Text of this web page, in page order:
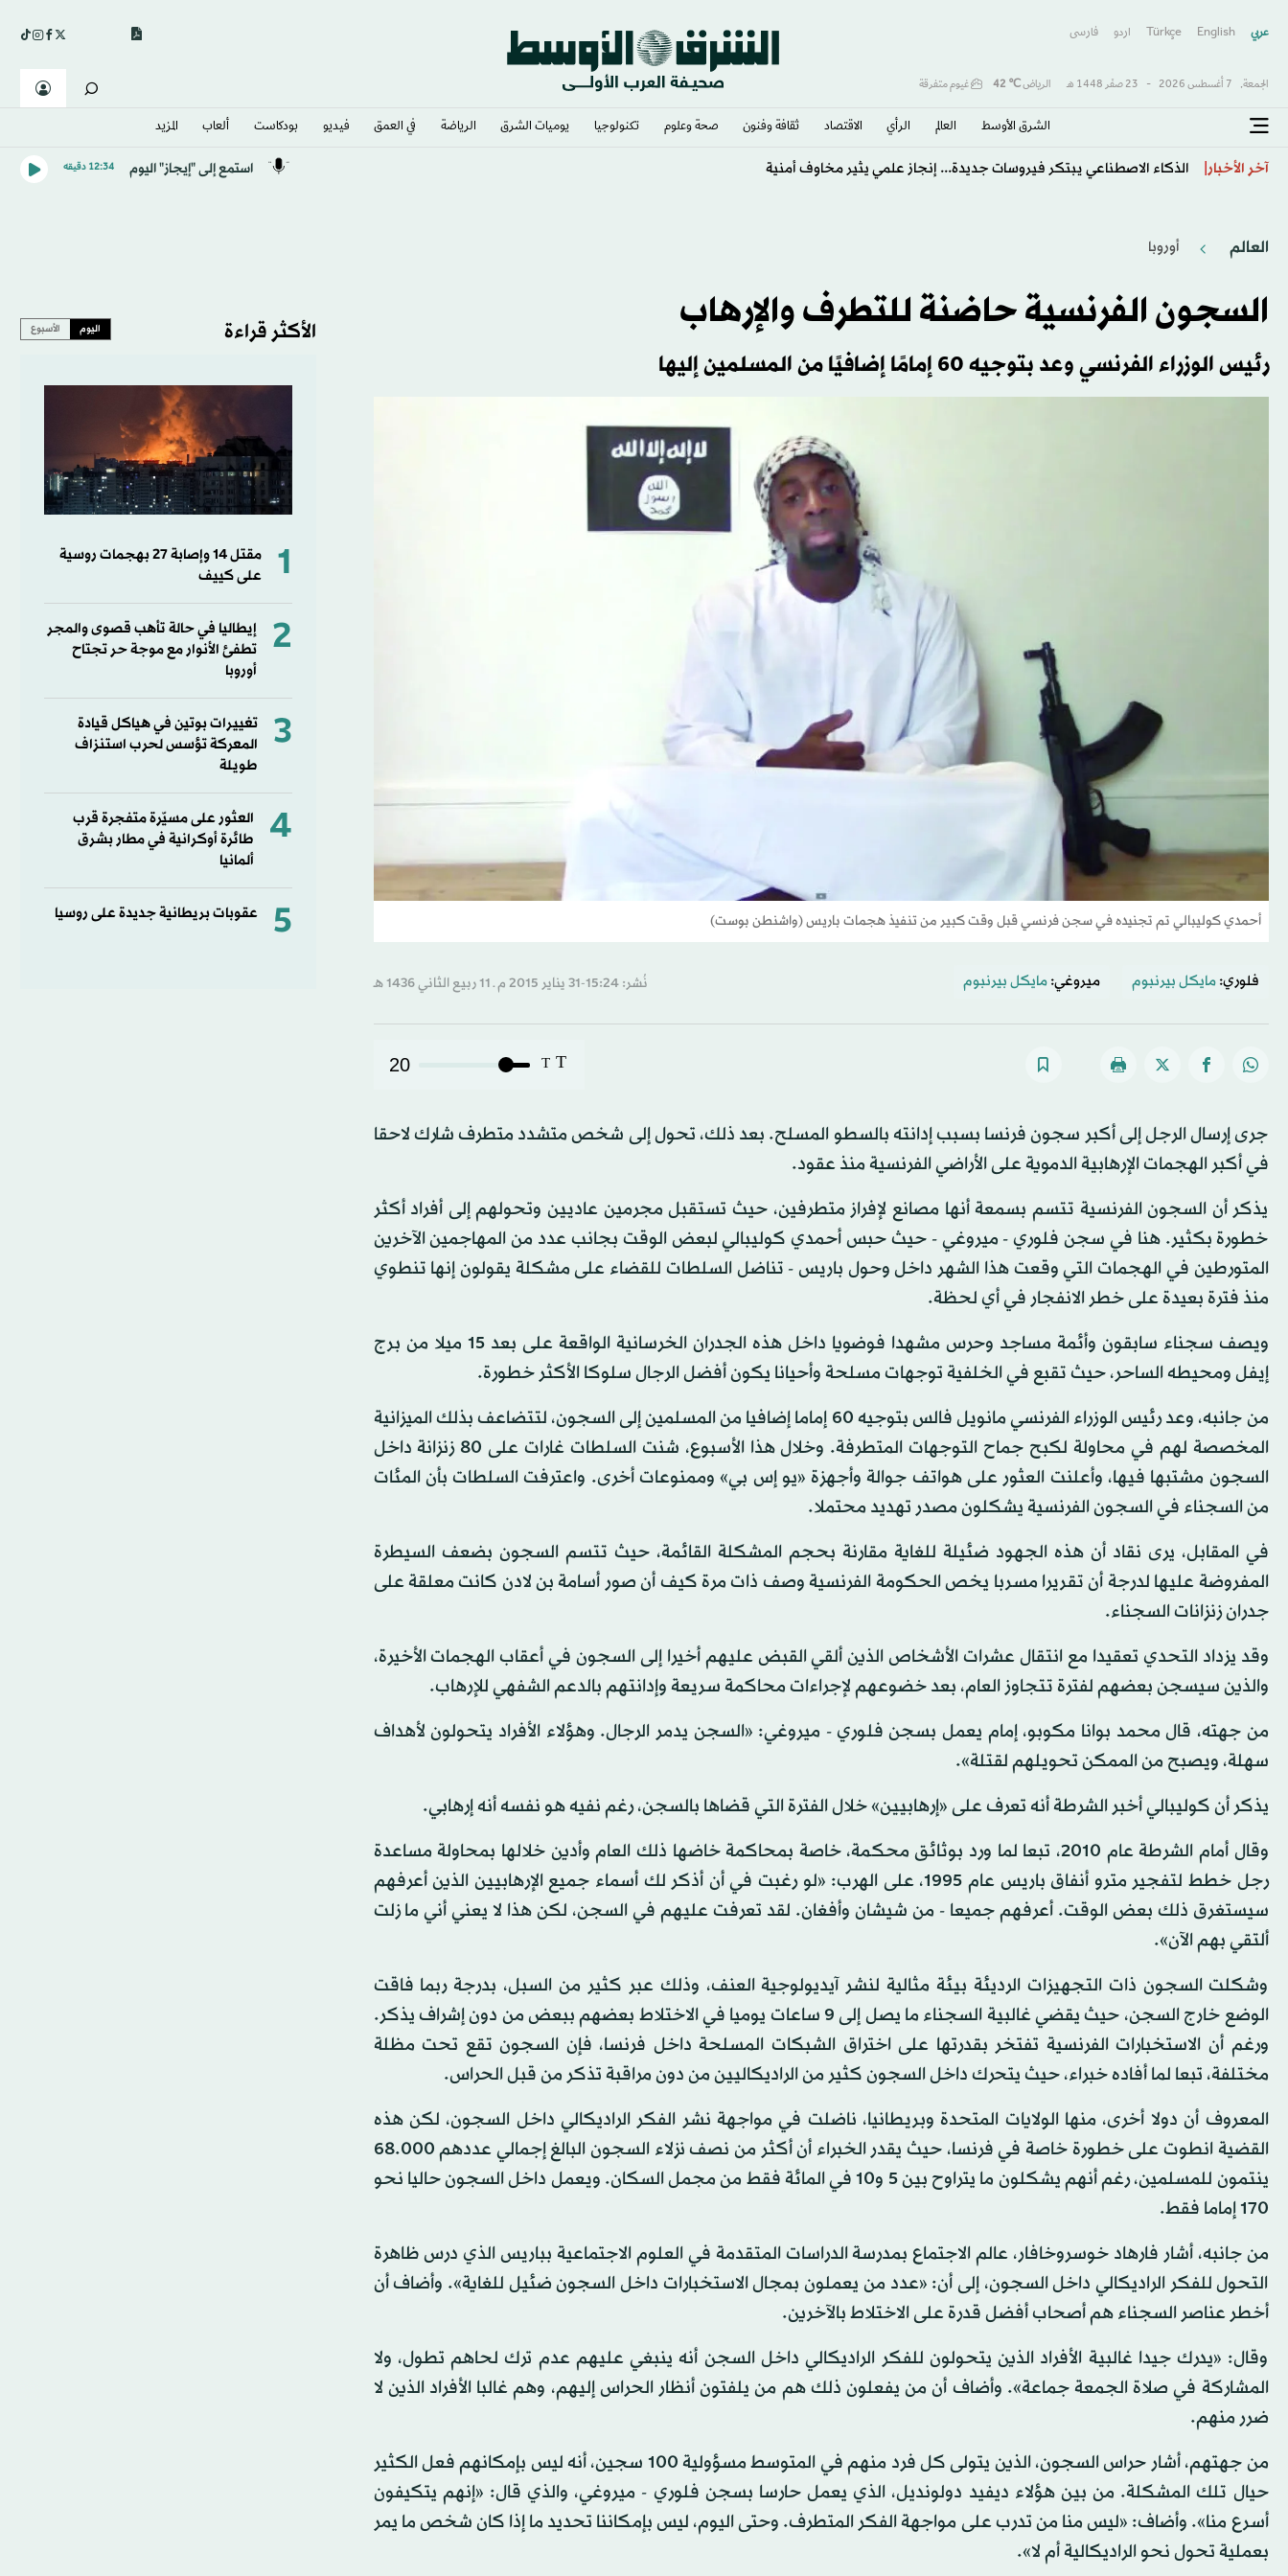
عربي English
Türkçe اردو فارسى
الجمعة, 7 أغسطس 2026 - 23 صفَر 1448 هـ الرياض℃
42 غيوم متفرقة
الشرق الأوسط​ العالم الرأي الاقتصاد ثقافة وفنون صحة وعلوم تكنولوجيا يوميات الشرق​ الرياضة في العمق فيديو بودكاست ألعاب المزيد
آخر الأخبار استمع إلى "إيجاز" اليوم 12:34 دقيقه
العالم أوروبا
السجون الفرنسية حاضنة للتطرف والإرهاب
رئيس الوزراء الفرنسي وعد بتوجيه 60 إمامًا إضافيًا من المسلمين إليها
أحمدي كوليبالي تم تجنيده في سجن فرنسي قبل وقت كبير من تنفيذ هجمات باريس (واشنطن بوست)
فلوري: مايكل بيرنبوم ميروغي: مايكل بيرنبوم نُشر: 15:24-31 يناير 2015 م ـ 11 ربيع الثاني 1436 هـ
T
T
20
جرى إرسال الرجل إلى أكبر سجون فرنسا بسبب إدانته بالسطو المسلح. بعد ذلك، تحول إلى شخص متشدد متطرف شارك لاحقا
في أكبر الهجمات الإرهابية الدموية على الأراضي الفرنسية منذ عقود.
يذكر أن السجون الفرنسية تتسم بسمعة أنها مصانع لإفراز متطرفين، حيث تستقبل مجرمين عاديين وتحولهم إلى أفراد أكثر
خطورة بكثير. هنا في سجن فلوري - ميروغي - حيث حبس أحمدي كوليبالي لبعض الوقت بجانب عدد من المهاجمين الآخرين
المتورطين في الهجمات التي وقعت هذا الشهر داخل وحول باريس - تناضل السلطات للقضاء على مشكلة يقولون إنها تنطوي
منذ فترة بعيدة على خطر الانفجار في أي لحظة.
ويصف سجناء سابقون وأئمة مساجد وحرس مشهدا فوضويا داخل هذه الجدران الخرسانية الواقعة على بعد 15 ميلا من برج
إيفل ومحيطه الساحر، حيث تقبع في الخلفية توجهات مسلحة وأحيانا يكون أفضل الرجال سلوكا الأكثر خطورة.
من جانبه، وعد رئيس الوزراء الفرنسي مانويل فالس بتوجيه 60 إماما إضافيا من المسلمين إلى السجون، لتتضاعف بذلك الميزانية
المخصصة لهم في محاولة لكبح جماح التوجهات المتطرفة. وخلال هذا الأسبوع، شنت السلطات غارات على 80 زنزانة داخل
السجون مشتبها فيها، وأعلنت العثور على هواتف جوالة وأجهزة «يو إس بي» وممنوعات أخرى. واعترفت السلطات بأن المئات
من السجناء في السجون الفرنسية يشكلون مصدر تهديد محتملا.
في المقابل، يرى نقاد أن هذه الجهود ضئيلة للغاية مقارنة بحجم المشكلة القائمة، حيث تتسم السجون بضعف السيطرة
المفروضة عليها لدرجة أن تقريرا مسربا يخص الحكومة الفرنسية وصف ذات مرة كيف أن صور أسامة بن لادن كانت معلقة على
جدران زنزانات السجناء.
وقد يزداد التحدي تعقيدا مع انتقال عشرات الأشخاص الذين ألقي القبض عليهم أخيرا إلى السجون في أعقاب الهجمات الأخيرة،
والذين سيسجن بعضهم لفترة تتجاوز العام، بعد خضوعهم لإجراءات محاكمة سريعة وإدانتهم بالدعم الشفهي للإرهاب.
من جهته، قال محمد بوانا مكوبو، إمام يعمل بسجن فلوري - ميروغي: «السجن يدمر الرجال. وهؤلاء الأفراد يتحولون لأهداف
سهلة، ويصبح من الممكن تحويلهم لقتلة».
يذكر أن كوليبالي أخبر الشرطة أنه تعرف على «إرهابيين» خلال الفترة التي قضاها بالسجن، رغم نفيه هو نفسه أنه إرهابي.
وقال أمام الشرطة عام 2010، تبعا لما ورد بوثائق محكمة، خاصة بمحاكمة خاضها ذلك العام وأدين خلالها بمحاولة مساعدة
رجل خطط لتفجير مترو أنفاق باريس عام 1995، على الهرب: «لو رغبت في أن أذكر لك أسماء جميع الإرهابيين الذين أعرفهم
سيستغرق ذلك بعض الوقت. أعرفهم جميعا - من شيشان وأفغان. لقد تعرفت عليهم في السجن، لكن هذا لا يعني أني ما زلت
ألتقي بهم الآن».
وشكلت السجون ذات التجهيزات الرديئة بيئة مثالية لنشر آيديولوجية العنف، وذلك عبر كثير من السبل، بدرجة ربما فاقت
الوضع خارج السجن، حيث يقضي غالبية السجناء ما يصل إلى 9 ساعات يوميا في الاختلاط بعضهم ببعض من دون إشراف يذكر.
ورغم أن الاستخبارات الفرنسية تفتخر بقدرتها على اختراق الشبكات المسلحة داخل فرنسا، فإن السجون تقع تحت مظلة
مختلفة، تبعا لما أفاده خبراء، حيث يتحرك داخل السجون كثير من الراديكاليين من دون مراقبة تذكر من قبل الحراس.
المعروف أن دولا أخرى، منها الولايات المتحدة وبريطانيا، ناضلت في مواجهة نشر الفكر الراديكالي داخل السجون، لكن هذه
القضية انطوت على خطورة خاصة في فرنسا، حيث يقدر الخبراء أن أكثر من نصف نزلاء السجون البالغ إجمالي عددهم 68.000
ينتمون للمسلمين، رغم أنهم يشكلون ما يتراوح بين 5 و10 في المائة فقط من مجمل السكان. ويعمل داخل السجون حاليا نحو
170 إماما فقط.
من جانبه، أشار فارهاد خوسروخافار، عالم الاجتماع بمدرسة الدراسات المتقدمة في العلوم الاجتماعية بباريس الذي درس ظاهرة
التحول للفكر الراديكالي داخل السجون، إلى أن: «عدد من يعملون بمجال الاستخبارات داخل السجون ضئيل للغاية». وأضاف أن
أخطر عناصر السجناء هم أصحاب أفضل قدرة على الاختلاط بالآخرين.
وقال: «يدرك جيدا غالبية الأفراد الذين يتحولون للفكر الراديكالي داخل السجن أنه ينبغي عليهم عدم ترك لحاهم تطول، ولا
المشاركة في صلاة الجمعة جماعة». وأضاف أن من يفعلون ذلك هم من يلفتون أنظار الحراس إليهم، وهم غالبا الأفراد الذين لا
ضرر منهم.
من جهتهم، أشار حراس السجون، الذين يتولى كل فرد منهم في المتوسط مسؤولية 100 سجين، أنه ليس بإمكانهم فعل الكثير
حيال تلك المشكلة. من بين هؤلاء ديفيد دولونديل، الذي يعمل حارسا بسجن فلوري - ميروغي، والذي قال: «إنهم يتكيفون
أسرع منا». وأضاف: «ليس منا من تدرب على مواجهة الفكر المتطرف. وحتى اليوم، ليس بإمكاننا تحديد ما إذا كان شخص ما يمر
بعملية تحول نحو الراديكالية أم لا».
الأكثر قراءة اليوم الأسبوع
1
مقتل ⁠14 وإصابة ‌27 بهجمات روسية
على كييف
2
إيطاليا في حالة تأهب قصوى والمجر
تطفئ الأنوار مع موجة حر تجتاح
أوروبا
3
تغييرات بوتين في هياكل قيادة
المعركة تؤسس لحرب استنزاف
طويلة
4
العثور على مسيّرة متفجرة قرب
طائرة أوكرانية في مطار بشرق
ألمانيا
5 عقوبات بريطانية جديدة على روسيا